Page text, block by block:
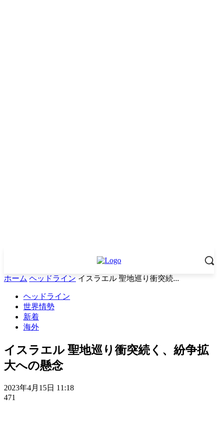
ホーム ヘッドライン イスラエル 聖地巡り衝突続...
ヘッドライン
世界情勢
新着
海外
イスラエル 聖地巡り衝突続く、紛争拡
大への懸念
2023年4月15日 11:18
471